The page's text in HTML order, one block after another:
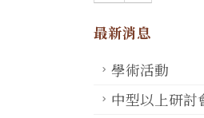
最新消息
學術活動
中型以上研討